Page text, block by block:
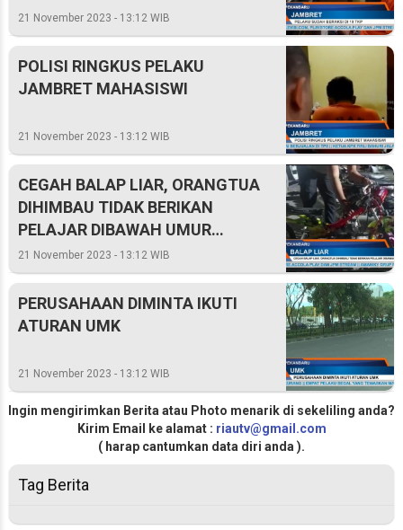
21 November 2023 - 13:12 WIB
POLISI RINGKUS PELAKU
JAMBRET MAHASISWI
21 November 2023 - 13:12 WIB
CEGAH BALAP LIAR, ORANGTUA
DIHIMBAU TIDAK BERIKAN
PELAJAR DIBAWAH UMUR
KENDARAAN PRIBADI
21 November 2023 - 13:12 WIB
PERUSAHAAN DIMINTA IKUTI
ATURAN UMK
21 November 2023 - 13:12 WIB
Ingin mengirimkan Berita atau Photo menarik di sekeliling anda?
Kirim Email ke alamat : riautv@gmail.com
( harap cantumkan data diri anda ).
Tag Berita